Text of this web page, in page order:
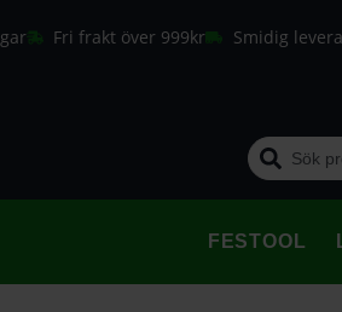
Fri frakt över 999kr Smidig
FESTOOL